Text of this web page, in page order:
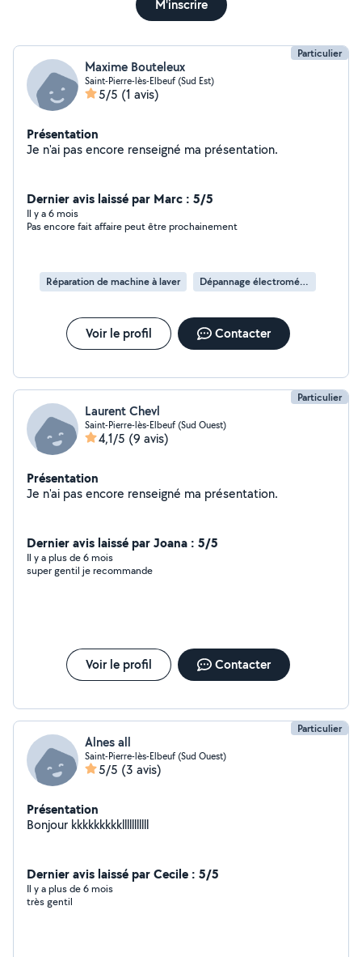
M'inscrire
Particulier
Maxime Bouteleux
Saint-Pierre-lès-Elbeuf (Sud Est)
5/5 (1 avis)
Présentation
Je n'ai pas encore renseigné ma présentation.
Dernier avis laissé par Marc : 5/5
Il y a 6 mois
Pas encore fait affaire peut être prochainement
Réparation de machine à laver Dépannage électroménager
Voir le profil Contacter
Particulier
Laurent Chevl
Saint-Pierre-lès-Elbeuf (Sud Ouest)
4,1/5 (9 avis)
Présentation
Je n'ai pas encore renseigné ma présentation.
Dernier avis laissé par Joana : 5/5
Il y a plus de 6 mois
super gentil je recommande
Voir le profil Contacter
Particulier
Alnes all
Saint-Pierre-lès-Elbeuf (Sud Ouest)
5/5 (3 avis)
Présentation
Bonjour kkkkkkkkklllllllllll
Dernier avis laissé par Cecile : 5/5
Il y a plus de 6 mois
très gentil